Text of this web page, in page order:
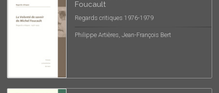
Foucault
Regards critiques 1976-1979
Philippe Artières, Jean-François Bert